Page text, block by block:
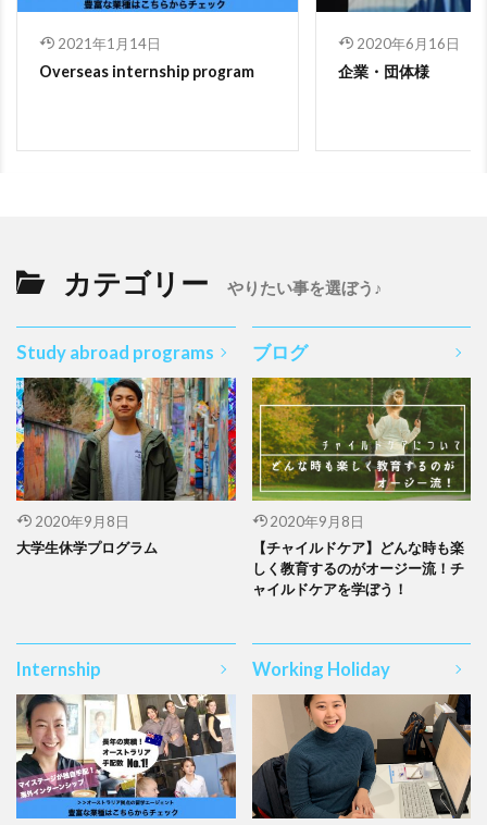
2021年1月14日
Overseas internship program
2020年6月16日
企業・団体様
カテゴリー やりたい事を選ぼう♪
Study abroad programs
2020年9月8日
大学生休学プログラム
ブログ
2020年9月8日
【チャイルドケア】どんな時も楽
しく教育するのがオージー流！チ
ャイルドケアを学ぼう！
Internship Working Holiday